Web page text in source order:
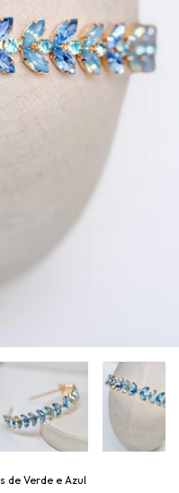
de Verde e Azul